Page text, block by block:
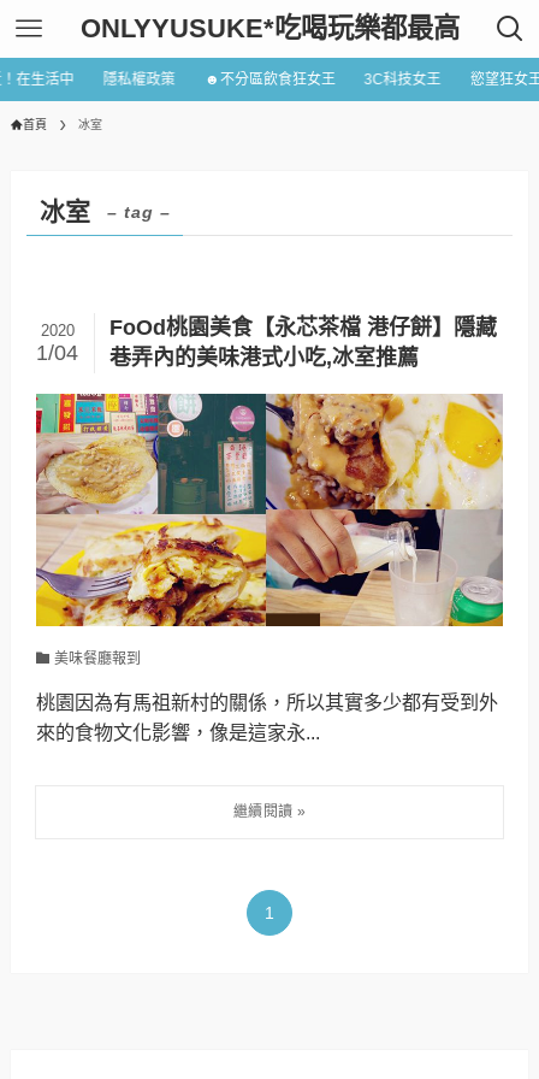
ONLYYUSUKE*吃喝玩樂都最高
在生活中 隱私權政策 ☻不分區飲食狂女王 3C科技女王 慾望狂女
首頁 冰室
冰室 – tag –
FoOd桃園美食【永芯茶檔 港仔餅】隱藏
巷弄內的美味港式小吃,冰室推薦
2020
1/04
美味餐廳報到
桃園因為有馬祖新村的關係，所以其實多少都有受到外
來的食物文化影響，像是這家永...
1